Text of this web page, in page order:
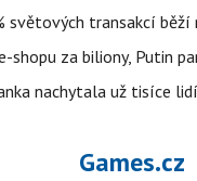
světových transakcí
shopu za biliony, Putin
nachytala už tisíce
Games.cz